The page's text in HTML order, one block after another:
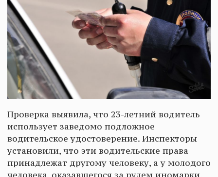
Проверка выявила, что 23-летний водитель
использует заведомо подложное
водительское удостоверение. Инспекторы
установили, что эти водительские права
принадлежат другому человеку, а у молодого